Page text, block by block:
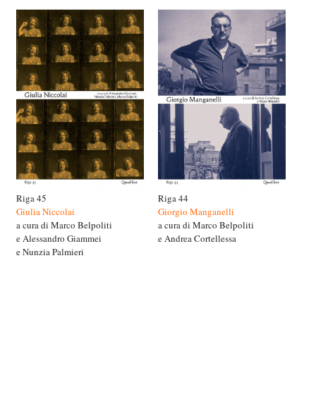
Riga 45
Giulia Niccolai
a cura di Marco Belpoliti
e Alessandro Giammei
e Nunzia Palmieri
Riga 44
Giorgio Manganelli
a cura di Marco Belpoliti
e Andrea Cortellessa